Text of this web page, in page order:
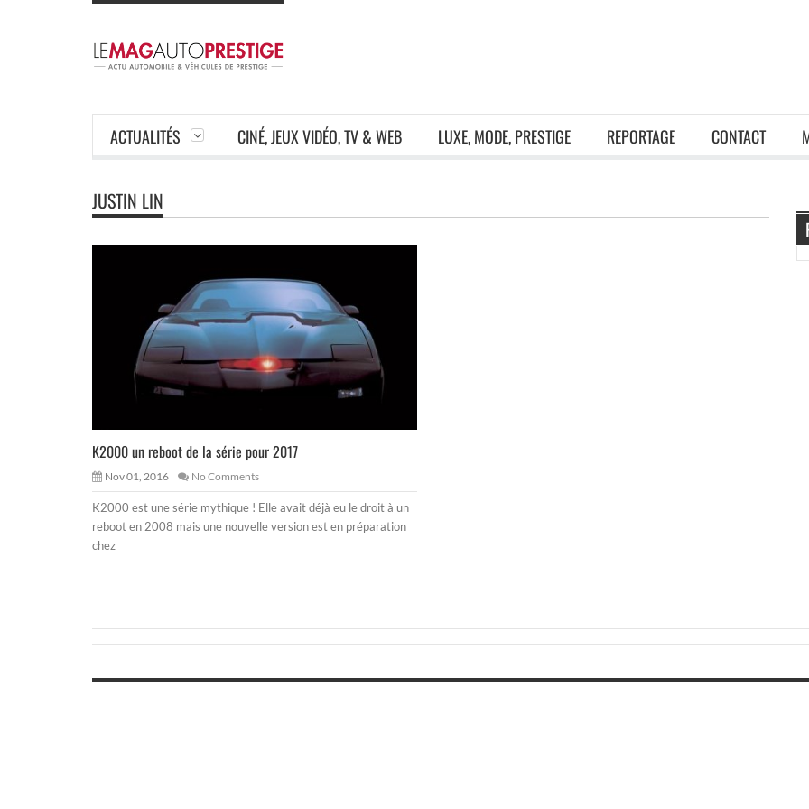
ACTUALITÉS CINÉ, JEUX VIDÉO, TV & WEB LUXE, MODE, PRESTIGE REPORTAGE CONTACT
JUSTIN LIN
K2000 un reboot de la série pour 2017
Nov 01, 2016 No Comments
K2000 est une série mythique ! Elle avait déjà eu le droit à un
reboot en 2008 mais une nouvelle version est en préparation
chez